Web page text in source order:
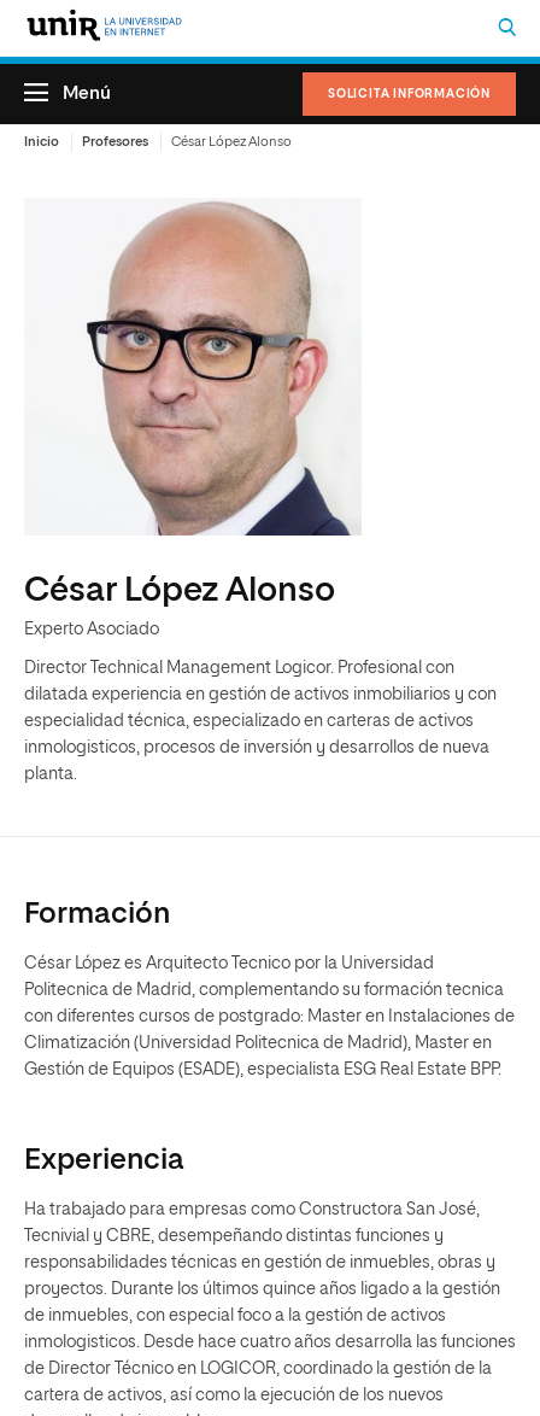
SOLICITA INFORMACIÓN
Menú
Inicio Profesores César López Alonso
César López Alonso
Experto Asociado
Director Technical Management Logicor. Profesional con
dilatada experiencia en gestión de activos inmobiliarios y con
especialidad técnica, especializado en carteras de activos
inmologisticos, procesos de inversión y desarrollos de nueva
planta.
Formación
César López es Arquitecto Tecnico por la Universidad
Politecnica de Madrid, complementando su formación tecnica
con diferentes cursos de postgrado: Master en Instalaciones de
Climatización (Universidad Politecnica de Madrid), Master en
Gestión de Equipos (ESADE), especialista ESG Real Estate BPP.
Experiencia
Ha trabajado para empresas como Constructora San José,
Tecnivial y CBRE, desempeñando distintas funciones y
responsabilidades técnicas en gestión de inmuebles, obras y
proyectos. Durante los últimos quince años ligado a la gestión
de inmuebles, con especial foco a la gestión de activos
inmologisticos. Desde hace cuatro años desarrolla las funciones
de Director Técnico en LOGICOR, coordinado la gestión de la
cartera de activos, así como la ejecución de los nuevos